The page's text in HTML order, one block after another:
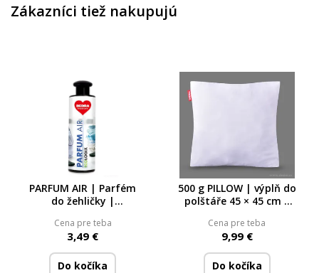
Zákazníci tiež nakupujú
PARFUM AIR | Parfém
do žehličky |
1200 ml
Cena pre teba
3,49 €
Do kočíka
500 g PILLOW | výplň do
polštáře 45 × 45 cm |
kuličkového dutého
vlákna
Cena pre teba
9,99 €
Do kočíka